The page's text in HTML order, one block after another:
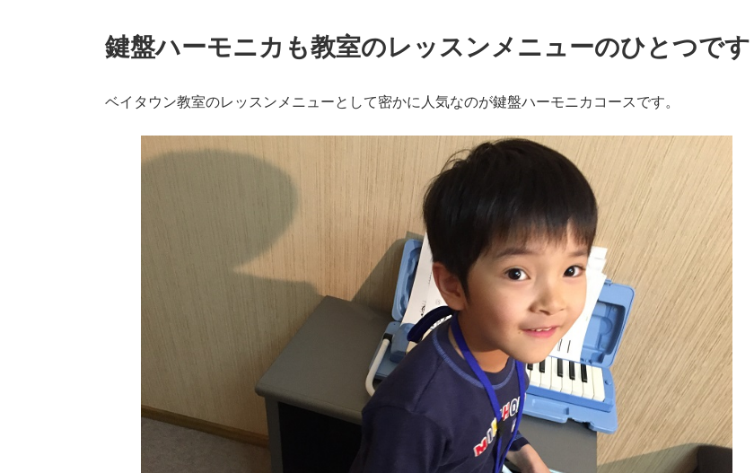
鍵盤ハーモニカも教室のレッスンメニューのひとつです
ベイタウン教室のレッスンメニューとして密かに人気なのが鍵盤ハーモニカコースです。